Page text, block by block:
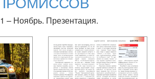
– Ноябрь. Презентация.